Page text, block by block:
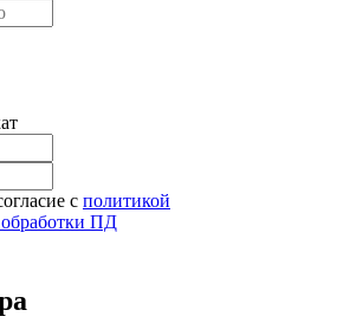
с политикой
ПД
JS API нужен ключ. Помощь: